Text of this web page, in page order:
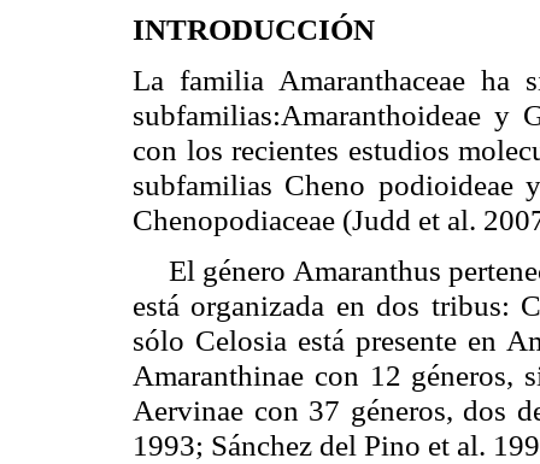
INTRODUCCIÓN
La familia Amaranthaceae ha
subfamilias:Amaranthoideae y
con los recientes estudios
subfamilias Cheno podioideae
Chenopodiaceae (Judd et al.
El género Amaranthus
está organizada en dos tribus:
sólo Celosia está presente en
Amaranthinae con 12 géneros,
Aervinae con 37 géneros, dos
1993; Sánchez del Pino et al.